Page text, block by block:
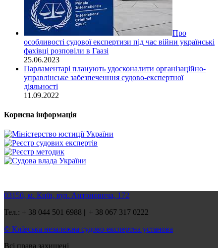
Про
особливості судової експертизи під час війни українські
фахівці розповіли в Гаазі
25.06.2023
Парламентарі планують удосконалити організаційно-
управлінське забезпеченння судово-експертної
діяльності
11.09.2022
Корисна інформація
03150, м. Київ, вул. Антоновича, 172
Тел.: + 38 044 501 6988 || + 38 067 317 0222
© Київська незалежна судово-експертна установа
Всі права захищені